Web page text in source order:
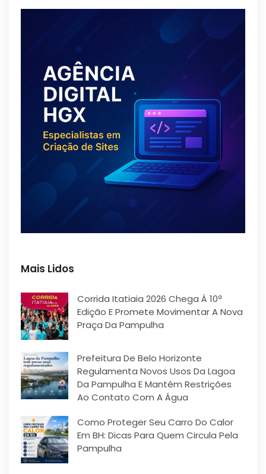
Mais Lidos
Corrida Itatiaia 2026 Chega À 10ª
Edição E Promete Movimentar A Nova
Praça Da Pampulha
Prefeitura De Belo Horizonte
Regulamenta Novos Usos Da Lagoa
Da Pampulha E Mantém Restrições
Ao Contato Com A Água
Como Proteger Seu Carro Do Calor
Em BH: Dicas Para Quem Circula Pela
Pampulha